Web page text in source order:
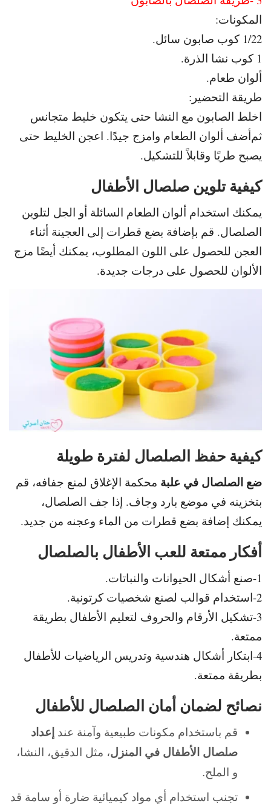
المكونات:
21/2 كوب صابون سائل.
1 كوب نشا الذرة.
ألوان طعام.
طريقة التحضير:
اخلط الصابون مع النشا حتى يتكون خليط متجانس
ثمأضف ألوان الطعام وامزج جيدًا. اعجن الخليط حتى
يصبح طريًا وقابلاً للتشكيل.
كيفية تلوين صلصال الأطفال
يمكنك استخدام ألوان الطعام السائلة أو الجل لتلوين
الصلصال. قم بإضافة بضع قطرات إلى العجينة أثناء
العجن للحصول على اللون المطلوب، يمكنك أيضًا مزج
الألوان للحصول على درجات جديدة.
كيفية حفظ الصلصال لفترة طويلة
ضع الصلصال في علبة محكمة الإغلاق لمنع جفافه، قم
بتخزينه في موضع بارد وجاف. إذا جف الصلصال،
يمكنك إضافة بضع قطرات من الماء وعجنه من جديد.
أفكار ممتعة للعب الأطفال بالصلصال
1-صنع أشكال الحيوانات والنباتات.
2-استخدام قوالب لصنع شخصيات كرتونية.
3-تشكيل الأرقام والحروف لتعليم الأطفال بطريقة
ممتعة.
4-ابتكار أشكال هندسية وتدريس الرياضيات للأطفال
بطريقة ممتعة.
نصائح لضمان أمان الصلصال للأطفال
قم باستخدام مكونات طبيعية وآمنة عند إعداد
صلصال الأطفال في المنزل، مثل الدقيق، النشا،
و الملح.
تجنب استخدام أي مواد كيميائية ضارة أو سامة قد